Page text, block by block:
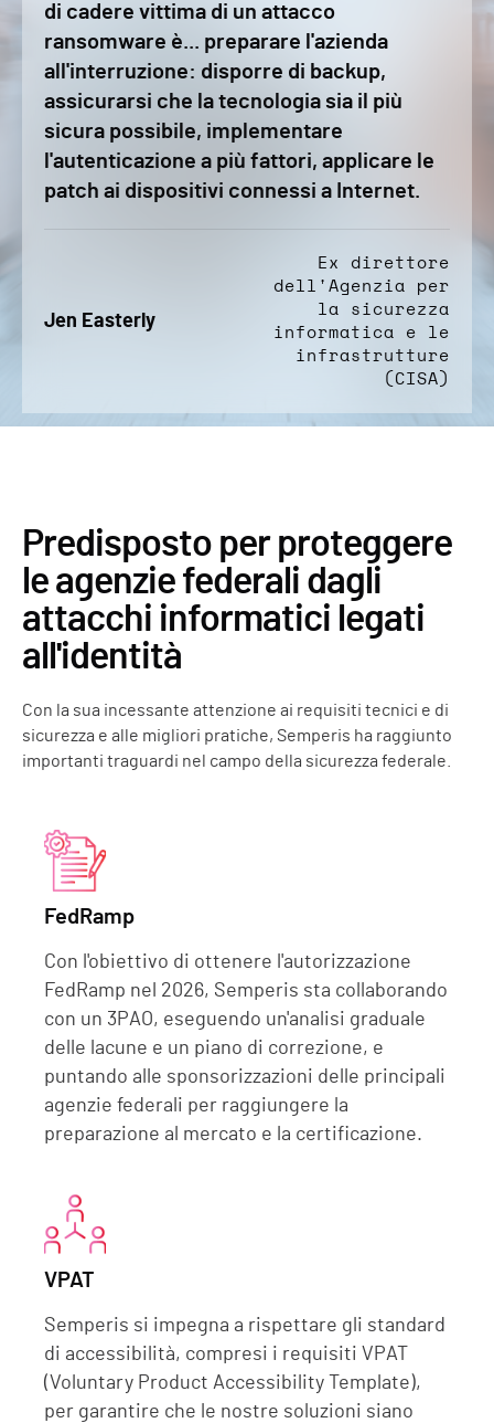
di cadere vittima di un attacco
ransomware è... preparare l'azienda
all'interruzione: disporre di backup,
assicurarsi che la tecnologia sia il più
sicura possibile, implementare
l'autenticazione a più fattori, applicare le
patch ai dispositivi connessi a Internet.
Jen Easterly
Ex direttore
dell'Agenzia per
la sicurezza
informatica e le
infrastrutture
(CISA)
Predisposto per proteggere
le agenzie federali dagli
attacchi informatici legati
all'identità
Con la sua incessante attenzione ai requisiti tecnici e di
sicurezza e alle migliori pratiche, Semperis ha raggiunto
importanti traguardi nel campo della sicurezza federale.
FedRamp
Con l'obiettivo di ottenere l'autorizzazione
FedRamp nel 2026, Semperis sta collaborando
con un 3PAO, eseguendo un'analisi graduale
delle lacune e un piano di correzione, e
puntando alle sponsorizzazioni delle principali
agenzie federali per raggiungere la
preparazione al mercato e la certificazione.
VPAT
Semperis si impegna a rispettare gli standard
di accessibilità, compresi i requisiti VPAT
(Voluntary Product Accessibility Template),
per garantire che le nostre soluzioni siano